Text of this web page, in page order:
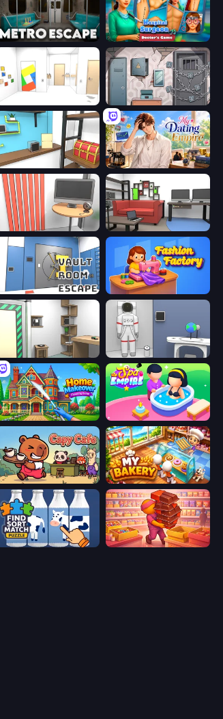
Metro Escape Hospital Surgeon: Doctor's Game
Mirror Room Escape Cube Stories: Escape
Game Cafe Escape My Dating Empire
Computer Office Escape Video Studio Escape
Vault Room Escape Fashion Factory
Machine Room Escape Space Museum Escape
Home Makeover Cleaning Game Spa Empire
Capy Cafe My bakery
Find Sort Match - Puzzle Candy Packing Store